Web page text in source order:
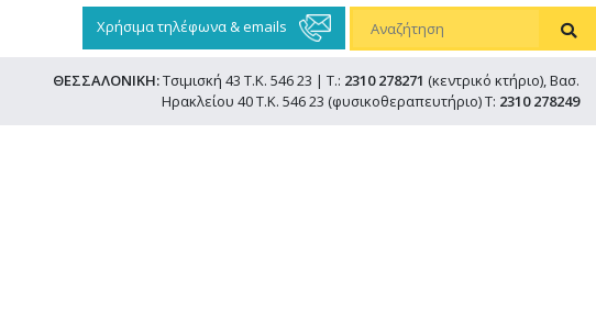
Χρήσιμα τηλέφωνα & emails
ΘΕΣΣΑΛΟΝΙΚΗ:Τσιμισκή 43 Τ.Κ. 546 23 | Τ.: 2310 278271 (κεντρικό κτήριο), Βασ.
Ηρακλείου 40 Τ.Κ. 546 23 (φυσικοθεραπευτήριο) Τ: 2310 278249